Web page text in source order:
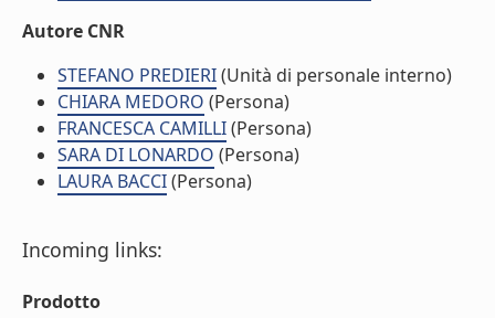
Autore CNR
STEFANO PREDIERI(Unità di personale interno)
CHIARA MEDORO (Persona)
FRANCESCA CAMILLI(Persona)
SARA DI LONARDO (Persona)
LAURA BACCI(Persona)
Incoming links:
Prodotto